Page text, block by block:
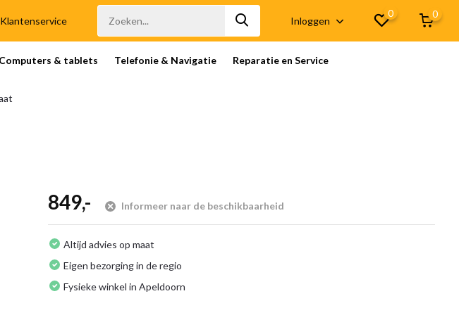
Klantenservice Inloggen
0 0
Computers & tablets Telefonie & Navigatie Reparatie en Service
849,- Informeer naar de beschikbaarheid
Altijd advies op maat
Eigen bezorging in de regio
Fysieke winkel in Apeldoorn